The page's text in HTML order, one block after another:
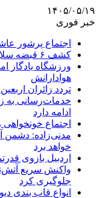
۱۴۰۵/۰۵/۱۹
خبر فوری
اجتماع پرشور
کشف ۶ قبضه سلاح در عملیات‌های محیط‌زیستی مازندران
ورزشگاه یادگار
هوادارانش
تردد زائران اربعین در
خدمات‌رسانی به
ادامه دارد
اجتماع
مدنی‌زاده: دشمن
خواهد برد
اردبیل بازوی
واکنش سریع
جلوگیری کرد
انواع قاب بندی